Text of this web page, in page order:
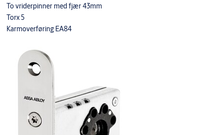
To vriderpinner med fjær 43mm
Torx 5
Karmoverføring EA84